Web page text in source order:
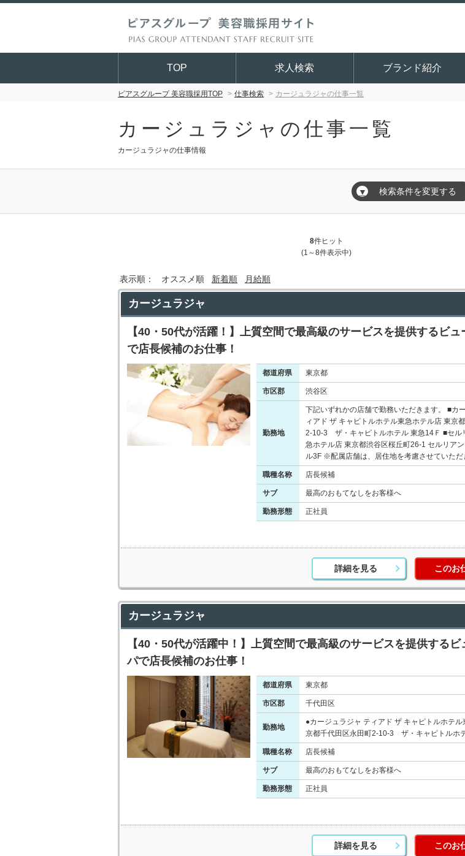
TOP 求人検索 ブランド紹介
ピアスグループ 美容職採用TOP 仕事検索 カージュラジャの仕事一覧
カージュラジャの仕事一覧
カージュラジャの仕事情報
▼ 検索条件を変更する
8件ヒット
(1～8件表示中)
表示順： オススメ順 新着順 月給順
カージュラジャ
【40・50代が活躍！】上質空間で最高級のサービスを提供するビュ
で店長候補のお仕事！
都道府県 東京都
市区郡 渋谷区
勤務地
下記いずれかの店舗で勤務いただきます。 ■カ
ィアド ザ キャピトルホテル東急ホテル店 東京
2-10-3 ザ・キャピトルホテル 東急14Ｆ ■セル
急ホテル店 東京都渋谷区桜丘町26-1 セルリア
ル3F ※配属店舗は、居住地を考慮させていただ
職種名称 店長候補
サブ 最高のおもてなしをお客様へ
勤務形態 正社員
詳細を見る このお
カージュラジャ
【40・50代が活躍中！】上質空間で最高級のサービスを提供するビ
パで店長候補のお仕事！
都道府県 東京都
市区郡 千代田区
勤務地
●カージュラジャ ティアド ザ キャピトルホテル
京都千代田区永田町2-10-3 ザ・キャピトルホ
職種名称 店長候補
サブ 最高のおもてなしをお客様へ
勤務形態 正社員
詳細を見る このお